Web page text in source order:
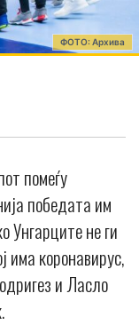
ФОТО: Архива
помеѓу
победата им
Унгарците не ги
има коронавирус,
и Ласло